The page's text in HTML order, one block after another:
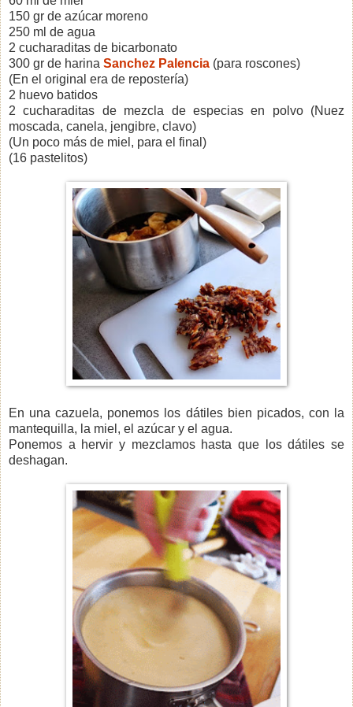
150 gr de azúcar moreno
250 ml de agua
2 cucharaditas de bicarbonato
300 gr de harina Sanchez Palencia (para roscones)
(En el original era de repostería)
2 huevo batidos
2 cucharaditas de mezcla de especias en polvo (Nuez
moscada, canela, jengibre, clavo)
(Un poco más de miel, para el final)
(16 pastelitos)
En una cazuela, ponemos los dátiles bien picados, con la
mantequilla, la miel, el azúcar y el agua.
Ponemos a hervir y mezclamos hasta que los dátiles se
deshagan.